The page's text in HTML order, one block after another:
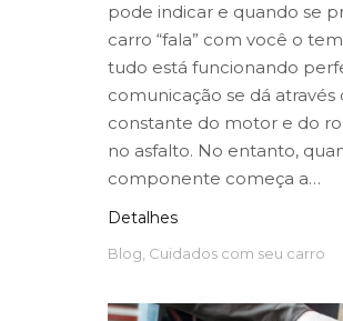
pode indicar e quando se
carro “fala” com você o
tudo está funcionando
comunicação se dá
constante do motor e do
no asfalto. No entanto,
componente começa a…
Detalhes
Blog, Cuidados com seu carro